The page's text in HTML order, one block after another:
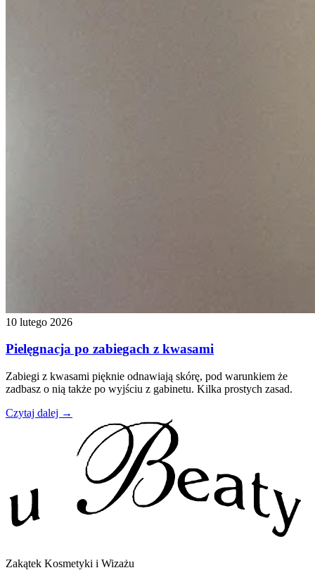
10 lutego 2026
Pielęgnacja po zabiegach z kwasami
Zabiegi z kwasami pięknie odnawiają skórę, pod warunkiem że
zadbasz o nią także po wyjściu z gabinetu. Kilka prostych zasad.
Czytaj dalej →
Zakątek Kosmetyki i Wizażu